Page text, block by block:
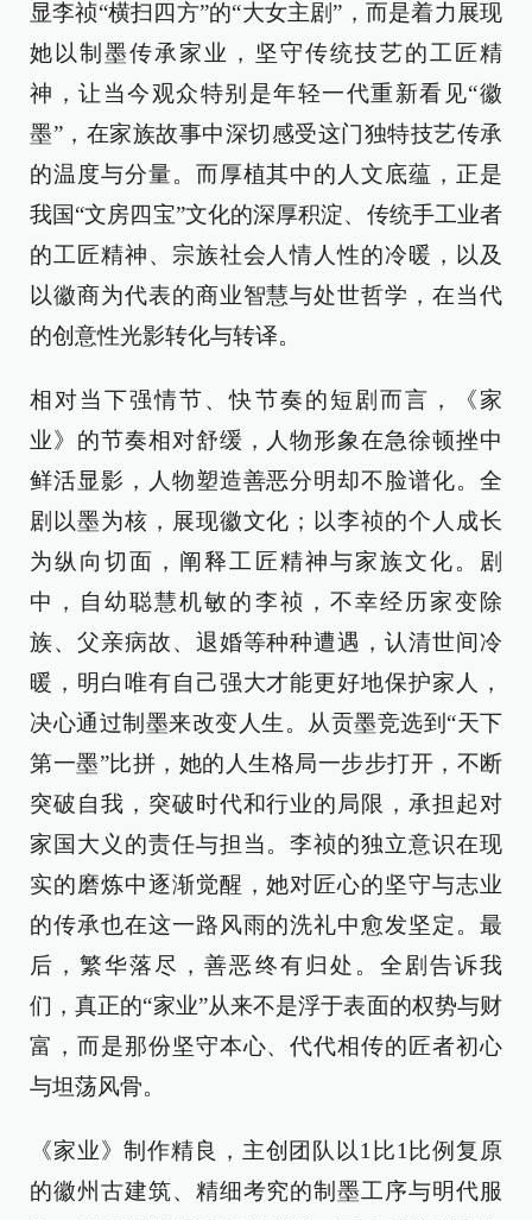
显李祯“横扫四方”的“大女主剧”，而是着力展现
她以制墨传承家业，坚守传统技艺的工匠精
神，让当今观众特别是年轻一代重新看见“徽
墨”，在家族故事中深切感受这门独特技艺传承
的温度与分量。而厚植其中的人文底蕴，正是
我国“文房四宝”文化的深厚积淀、传统手工业者
的工匠精神、宗族社会人情人性的冷暖，以及
以徽商为代表的商业智慧与处世哲学，在当代
的创意性光影转化与转译。
相对当下强情节、快节奏的短剧而言，《家
业》的节奏相对舒缓，人物形象在急徐顿挫中
鲜活显影，人物塑造善恶分明却不脸谱化。全
剧以墨为核，展现徽文化；以李祯的个人成长
为纵向切面，阐释工匠精神与家族文化。剧
中，自幼聪慧机敏的李祯，不幸经历家变除
族、父亲病故、退婚等种种遭遇，认清世间冷
暖，明白唯有自己强大才能更好地保护家人，
决心通过制墨来改变人生。从贡墨竞选到“天下
第一墨”比拼，她的人生格局一步步打开，不断
突破自我，突破时代和行业的局限，承担起对
家国大义的责任与担当。李祯的独立意识在现
实的磨炼中逐渐觉醒，她对匠心的坚守与志业
的传承也在这一路风雨的洗礼中愈发坚定。最
后，繁华落尽，善恶终有归处。全剧告诉我
们，真正的“家业”从来不是浮于表面的权势与财
富，而是那份坚守本心、代代相传的匠者初心
与坦荡风骨。
《家业》制作精良，主创团队以1比1比例复原
的徽州古建筑、精细考究的制墨工序与明代服